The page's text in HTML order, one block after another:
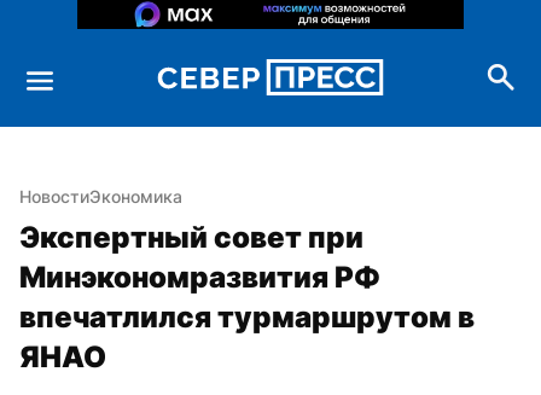
НовостиЭкономика
Экспертный совет при
Минэкономразвития РФ
впечатлился турмаршрутом в
ЯНАО